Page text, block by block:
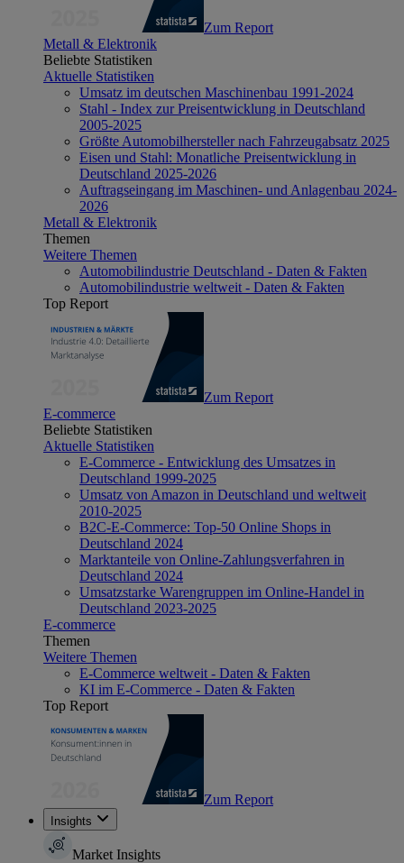
Zum Report
Metall & Elektronik
Beliebte Statistiken
Aktuelle Statistiken
Umsatz im deutschen Maschinenbau 1991-2024
Stahl - Index zur Preisentwicklung in Deutschland
2005-2025
Größte Automobilhersteller nach Fahrzeugabsatz 2025
Eisen und Stahl: Monatliche Preisentwicklung in
Deutschland 2025-2026
Auftragseingang im Maschinen- und Anlagenbau 2024-
2026
Metall & Elektronik
Themen
Weitere Themen
Automobilindustrie Deutschland - Daten & Fakten
Automobilindustrie weltweit - Daten & Fakten
Top Report
Zum Report
E-commerce
Beliebte Statistiken
Aktuelle Statistiken
E-Commerce - Entwicklung des Umsatzes in
Deutschland 1999-2025
Umsatz von Amazon in Deutschland und weltweit
2010-2025
B2C-E-Commerce: Top-50 Online Shops in
Deutschland 2024
Marktanteile von Online-Zahlungsverfahren in
Deutschland 2024
Umsatzstarke Warengruppen im Online-Handel in
Deutschland 2023-2025
E-commerce
Themen
Weitere Themen
E-Commerce weltweit - Daten & Fakten
KI im E-Commerce - Daten & Fakten
Top Report
Zum Report
Insights
Market Insights